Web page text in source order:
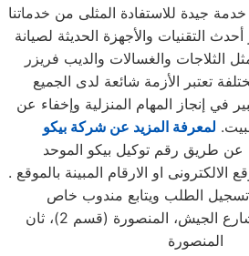
التقنيات والأجهزة الحديثة لصيانة
الثلاجات والغسالات والديب فریزر
إنجاز المهام المنزلية وإخفاء عن
لمعرفة المزيد عن شركة بيكو
عن طريق رقم توكيل بيكو الموحد
أو الموقع الالكترونى او الارقام المبينة بالموقع .
تسجيل الطلب ويتابع مندوب خاص
محافظة الدقهلية، شارع الجيش، المنصورة (قسم 2)، ثان
المنصورة